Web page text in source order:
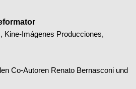
Kine-Imágenes Producciones,
Co-Autoren Renato Bernasconi und